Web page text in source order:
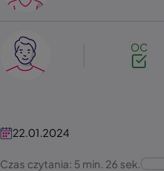
Image
OC
22.01.2024
Czas czytania: 5 min. 26 sek.